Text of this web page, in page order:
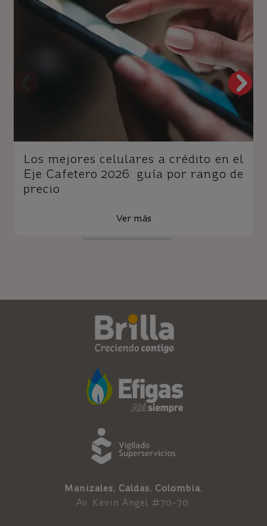
Los mejores celulares a crédito en el
Eje Cafetero 2026: guía por rango de
precio
Ver más
Manizales, Caldas. Colombia.
Av. Kevin Ángel #70-70.